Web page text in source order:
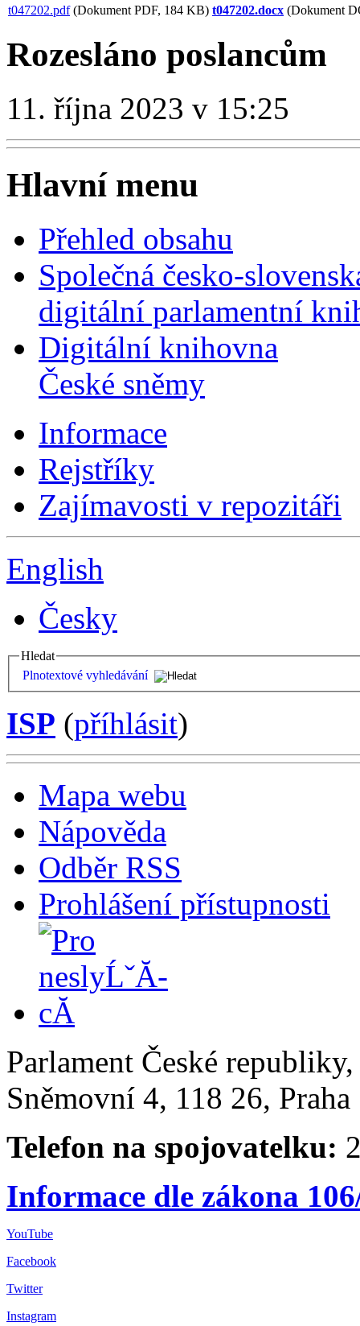
t047202.pdf(Dokument PDF, 184 KB) t047202.docx (Dokument
Rozesláno poslancům
11. října 2023 v 15:25
Hlavní menu
Přehled obsahu
Společná česko-
digitální parlamentní
Digitální knihovna
České sněmy
Informace
Rejstříky
Zajímavosti v repozitáři
English
Česky
Hledat
Plnotextové vyhledávání
ISP (příhlásit)
Mapa webu
Nápověda
Odběr RSS
Prohlášení přístupnosti
Parlament České
Sněmovní 4, 118 26,
Telefon na spojovatelku:
Informace dle zákona
YouTube
Facebook
Twitter
Instagram